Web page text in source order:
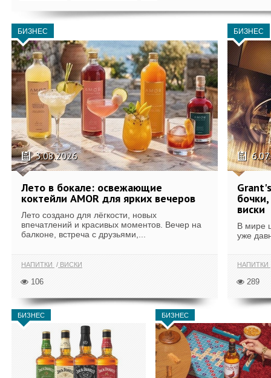
БИЗНЕС
3.08.2026
Лето в бокале: освежающие
коктейли AMOR для ярких вечеров
Лето создано для лёгкости, новых
впечатлений и красивых моментов. Вечер на
балконе, встреча с друзьями,...
НАПИТКИ ВИСКИ
106
БИЗНЕС
виски
В мире
уже
НАПИТКИ
289
БИЗНЕС БИЗНЕС